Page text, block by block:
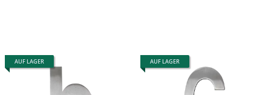
AUF LAGER AUF LAGER